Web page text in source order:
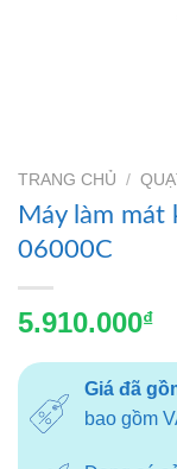
TRANG CHỦ /
Máy làm mát
06000C
5.910.000₫
Giá đã
bao gồm